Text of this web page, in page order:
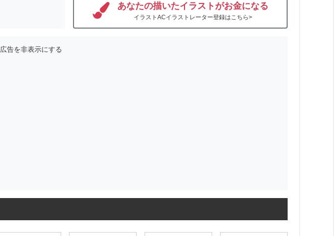
あなたの描いたイラストがお金になる
イラストACイラストレーター登録はこちら>
広告を非表示にする